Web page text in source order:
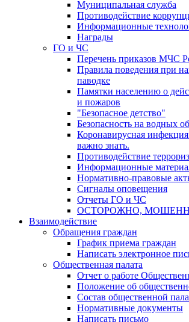
Муниципальная служба
Противодействие
Информационные
Награды
ГО и ЧС
Перечень приказов МЧС
Правила поведения при
паводке
Памятки населению о
и пожаров
"Безопасное детство"
Безопасность на водных
Коронавирусная
важно знать.
Противодействие
Информационные
Нормативно-правовые
Сигналы оповещения
Отчеты ГО и ЧС
ОСТОРОЖНО,
Взаимодействие
Обращения граждан
График приема граждан
Написать электронное
Общественная палата
Отчет о работе
Положение об
Состав общественной
Нормативные документы
Написать письмо